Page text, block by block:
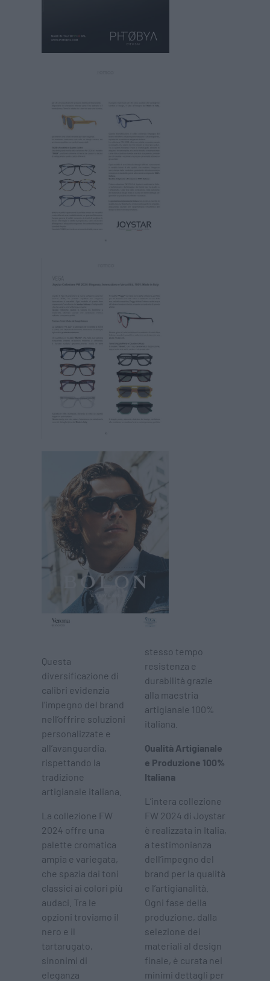
Questa
diversificazione di
calibri evidenzia
l’impegno del brand
nell’offrire soluzioni
personalizzate e
all’avanguardia,
rispettando la
tradizione
artigianale italiana.
La collezione FW
2024 offre una
palette cromatica
ampia e variegata,
che spazia dai toni
classici ai colori più
audaci. Tra le
opzioni troviamo il
nero e il
tartarugato,
sinonimi di
eleganza
stesso tempo
resistenza e
durabilità grazie
alla maestria
artigianale 100%
italiana.
Qualità Artigianale
e Produzione 100%
Italiana
L’intera collezione
FW 2024 di Joystar
è realizzata in Italia,
a testimonianza
dell’impegno del
brand per la qualità
e l’artigianalità.
Ogni fase della
produzione, dalla
selezione dei
materiali al design
finale, è curata nei
minimi dettagli per